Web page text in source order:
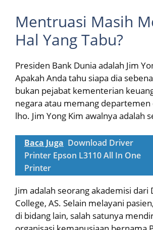
Mentruasi Masih
Hal Yang Tabu?
Presiden Bank Dunia adalah Jim
Apakah Anda tahu siapa dia
bukan pejabat kementerian
negara atau memang
lho. Jim Yong Kim awalnya adalah
Baca Juga Download Driver
Printer Epson L3110 All In One
Printer
Jim adalah seorang akademisi
College, AS. Selain melayani
di bidang lain, salah satunya